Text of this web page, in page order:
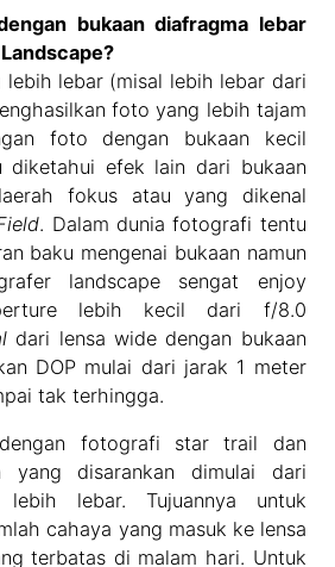
bukaan diafragma lebar
lebih lebar (misal lebih lebar dari
foto yang lebih tajam
foto dengan bukaan kecil
diketahui efek lain dari bukaan
fokus atau yang dikenal
. Dalam dunia fotografi tentu
baku mengenai bukaan namun
landscape sengat enjoy
lebih kecil dari f/8.0
dari lensa wide dengan bukaan
DOP mulai dari jarak 1 meter
tak terhingga.
fotografi star trail dan
yang disarankan dimulai dari
lebar. Tujuannya untuk
cahaya yang masuk ke lensa
terbatas di malam hari. Untuk